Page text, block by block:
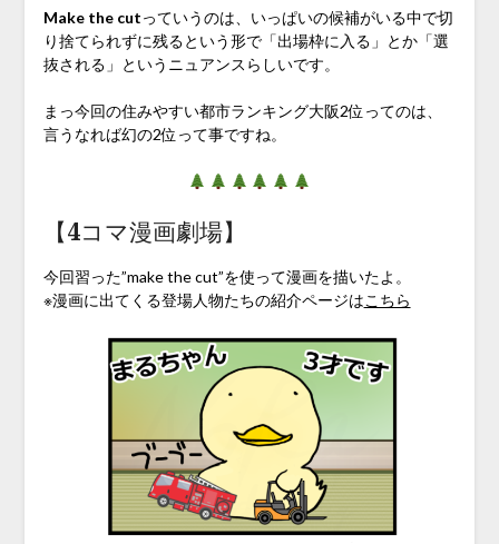
Make the cutっていうのは、いっぱいの候補がいる中で切
り捨てられずに残るという形で「出場枠に入る」とか「選
抜される」というニュアンスらしいです。
まっ今回の住みやすい都市ランキング大阪2位ってのは、
言うなれば幻の2位って事ですね。
【4コマ漫画劇場】
今回習った”make the cut”を使って漫画を描いたよ。
※漫画に出てくる登場人物たちの紹介ページはこちら